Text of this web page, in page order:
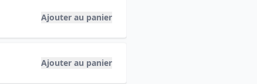
Ajouter au panier
Ajouter au panier